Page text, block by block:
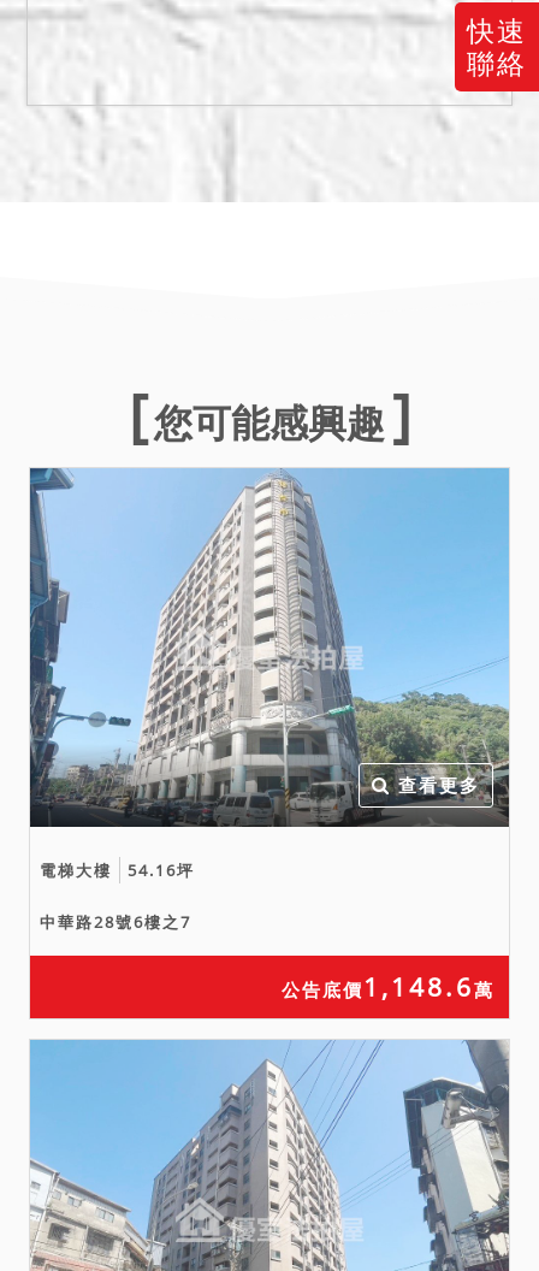
快速
聯絡
您可能感興趣
查看更多
電梯大樓 54.16坪
中華路28號6樓之7
公告底價 1,148.6萬